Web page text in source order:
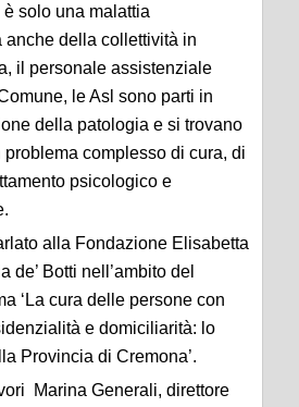
solo una malattia
anche della collettività in
il personale assistenziale
le Asl sono parti in
della patologia e si trovano
complesso di cura, di
psicologico e
alla Fondazione Elisabetta
de’ Botti nell’ambito del
‘La cura delle persone con
e domiciliarità: lo
Provincia di Cremona’.
Marina Generali, direttore